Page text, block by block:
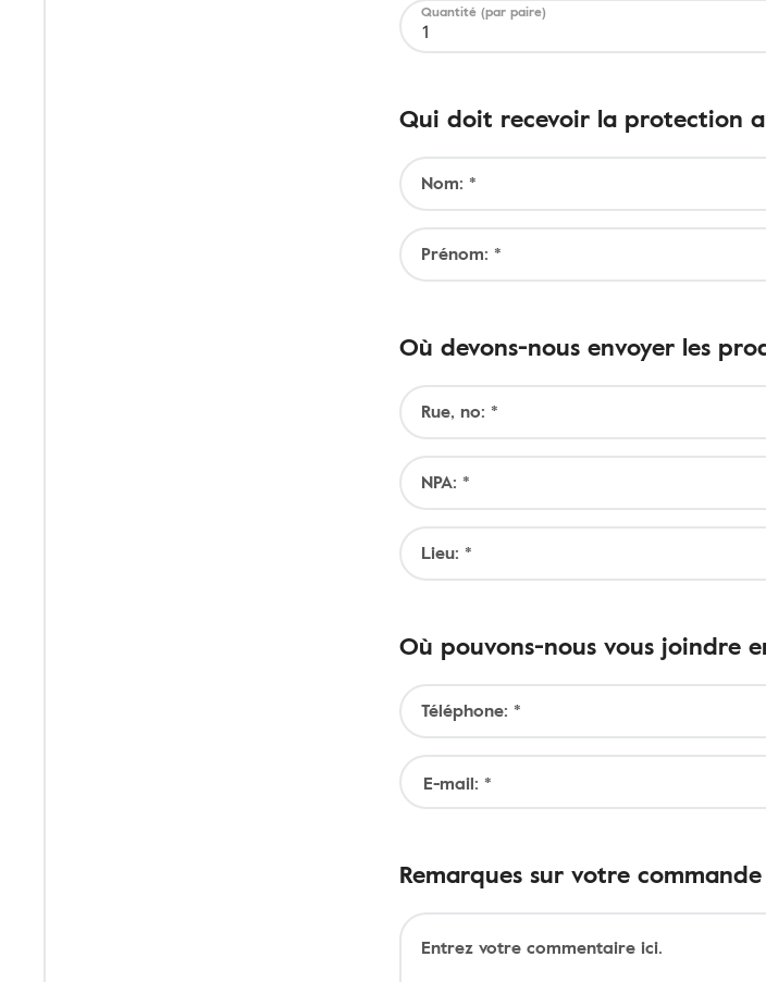
1
Quantité (par paire)
Qui doit recevoir la protection
Nom: *
Prénom: *
Où devons-nous envoyer les
Rue, no: *
NPA: *
Lieu: *
Où pouvons-nous vous joindre
Téléphone: *
E-mail: *
Remarques sur votre commande
Entrez votre commentaire ici.